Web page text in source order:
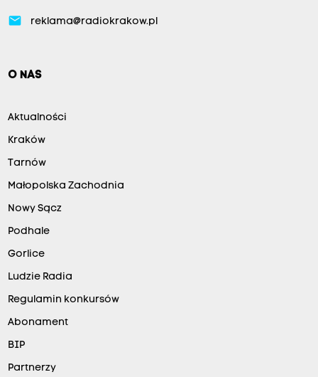
email reklama@radiokrakow.pl
O NAS
Aktualności
Kraków
Tarnów
Małopolska Zachodnia
Nowy Sącz
Podhale
Gorlice
Ludzie Radia
Regulamin konkursów
Abonament
BIP
Partnerzy